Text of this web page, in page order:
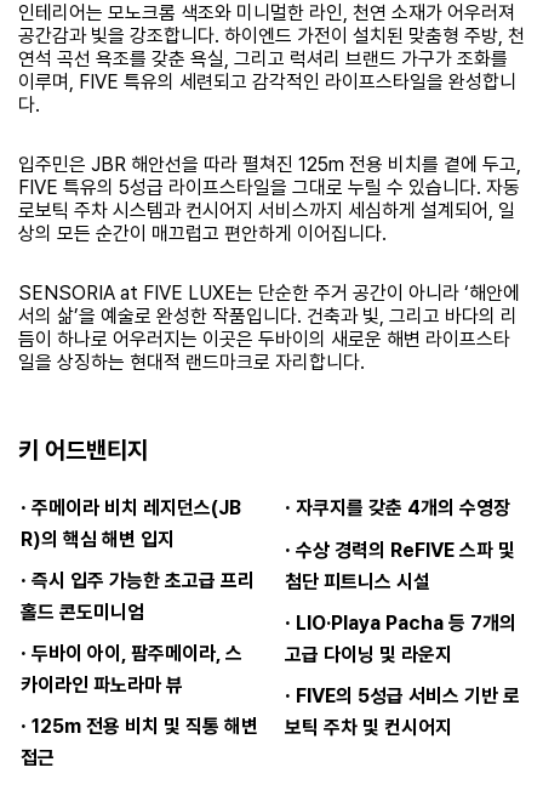
인테리어는 모노크롬 색조와 미니멀한 라인, 천연 소재가 어우러져
공간감과 빛을 강조합니다. 하이엔드 가전이 설치된 맞춤형 주방, 천
연석 곡선 욕조를 갖춘 욕실, 그리고 럭셔리 브랜드 가구가 조화를
이루며, FIVE 특유의 세련되고 감각적인 라이프스타일을 완성합니
다.
입주민은 JBR 해안선을 따라 펼쳐진 125m 전용 비치를 곁에 두고,
FIVE 특유의 5성급 라이프스타일을 그대로 누릴 수 있습니다. 자동
로보틱 주차 시스템과 컨시어지 서비스까지 세심하게 설계되어, 일
상의 모든 순간이 매끄럽고 편안하게 이어집니다.
SENSORIA at FIVE LUXE는 단순한 주거 공간이 아니라 ‘해안에
서의 삶’을 예술로 완성한 작품입니다. 건축과 빛, 그리고 바다의 리
듬이 하나로 어우러지는 이곳은 두바이의 새로운 해변 라이프스타
일을 상징하는 현대적 랜드마크로 자리합니다.
키 어드밴티지
· 주메이라 비치 레지던스(JB
R)의 핵심 해변 입지
· 즉시 입주 가능한 초고급 프리
홀드 콘도미니엄
· 두바이 아이, 팜주메이라, 스
카이라인 파노라마 뷰
· 125m 전용 비치 및 직통 해변
접근
· 자쿠지를 갖춘 4개의 수영장
· 수상 경력의 ReFIVE 스파 및
첨단 피트니스 시설
· LIO·Playa Pacha 등 7개의
고급 다이닝 및 라운지
· FIVE의 5성급 서비스 기반 로
보틱 주차 및 컨시어지